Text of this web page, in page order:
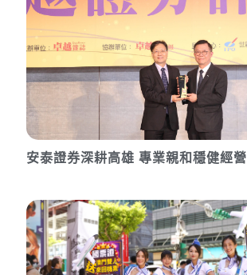
安泰證券深耕高雄 專業親和穩健經營